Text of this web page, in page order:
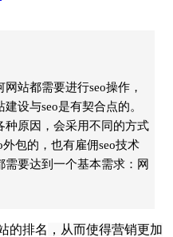
站都需要进行seo操作，
设与seo是有契合点的。
种原因，会采用不同的方式
包的，也有雇佣seo技术
需要达到一个基本需求：网
的排名 ，从而使得营销更加